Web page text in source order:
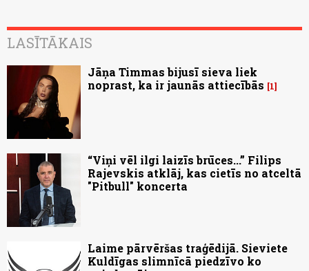
LASĪTĀKAIS
Jāņa Timmas bijusī sieva liek
noprast, ka ir jaunās attiecībās
1
“Viņi vēl ilgi laizīs brūces...” Filips
Rajevskis atklāj, kas cietīs no atceltā
"Pitbull" koncerta
Laime pārvēršas traģēdijā. Sieviete
Kuldīgas slimnīcā piedzīvo ko